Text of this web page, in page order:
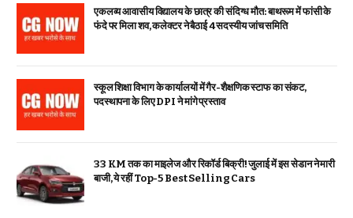
एकलव्य आवासीय विद्यालय के छात्र की संदिग्ध मौत: बाथरूम में फांसी के
फंदे पर मिला शव, कलेक्टर ने बैठाई 4 सदस्यीय जांच समिति
स्कूल शिक्षा विभाग के कार्यालयों में गैर-शैक्षणिक स्टाफ का संकट,
पदस्थापना के लिए DPI ने मांगे प्रस्ताव
33 KM तक का माइलेज और रिकॉर्ड बिक्री! जुलाई में इस सेडान ने मारी
बाजी, ये रहीं Top-5 Best Selling Cars